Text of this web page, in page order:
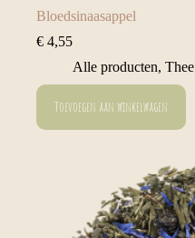
Bloedsinaasappel
€ 4,55
Alle producten, Thee
Toevoegen aan winkelwagen